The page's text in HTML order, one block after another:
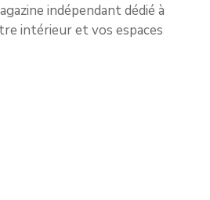
indépendant dédié à
intérieur et vos espaces